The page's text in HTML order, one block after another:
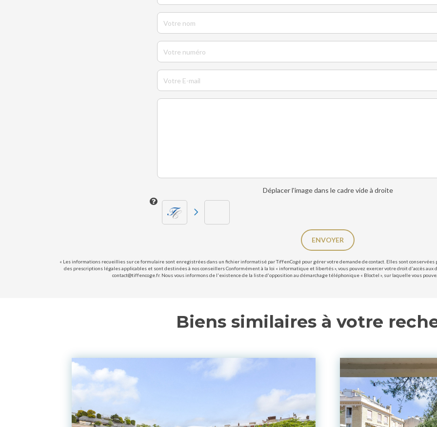
Déplacer l'image dans le cadre vide à droite
ENVOYER
« Les informations recueillies sur ce formulaire sont enregistrées dans un fichier informatisé par TiffenCogé pour gérer votre demande de contact. Elles sont
des prescriptions légales applicables et sont destinées à nos conseillers Conformément à la loi « informatique et libertés », vous pouvez exercer votre droit d'accès
contact@tiffencoge.fr. Nous vous informons de l'existence de la liste d'opposition au démarchage téléphonique « Bloctel », sur laquelle vous
Biens similaires à votre